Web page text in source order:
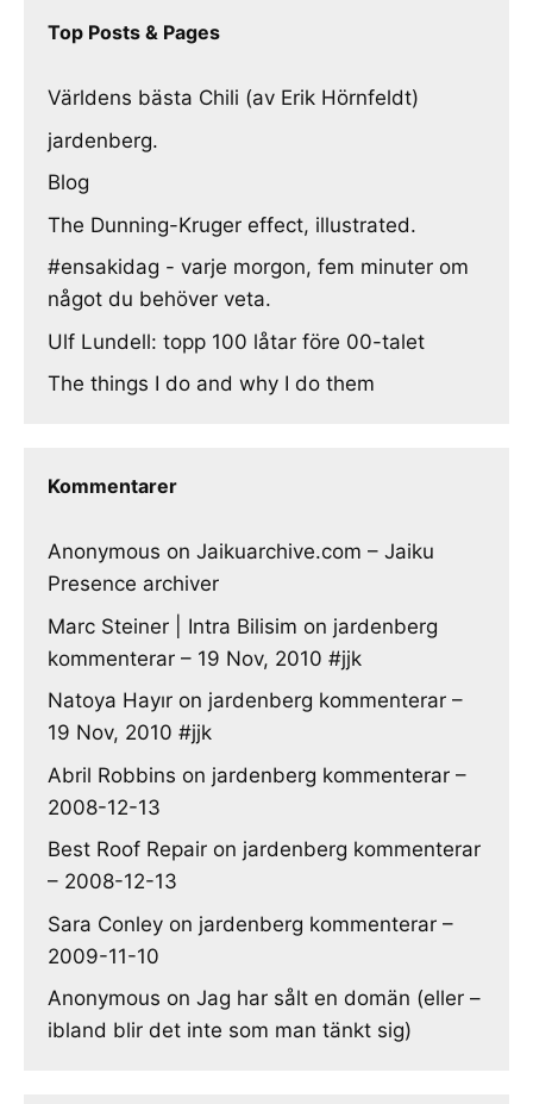
Top Posts & Pages
Världens bästa Chili (av Erik Hörnfeldt)
jardenberg.
Blog
The Dunning-Kruger effect, illustrated.
#ensakidag - varje morgon, fem minuter om
något du behöver veta.
Ulf Lundell: topp 100 låtar före 00-talet
The things I do and why I do them
Kommentarer
Anonymous on Jaikuarchive.com – Jaiku
Presence archiver
Marc Steiner | Intra Bilisim on jardenberg
kommenterar – 19 Nov, 2010 #jjk
Natoya Hayır on jardenberg kommenterar –
19 Nov, 2010 #jjk
Abril Robbins on jardenberg kommenterar –
2008-12-13
Best Roof Repair on jardenberg kommenterar
– 2008-12-13
Sara Conley on jardenberg kommenterar –
2009-11-10
Anonymous on Jag har sålt en domän (eller –
ibland blir det inte som man tänkt sig)